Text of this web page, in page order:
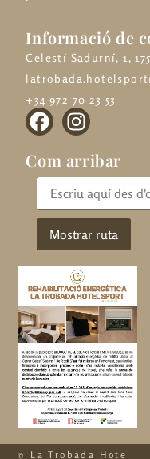
Informació de
Celestí Sadurní, 1,
+34 972 70 23 53
Com arribar
© La Trobada Hotel